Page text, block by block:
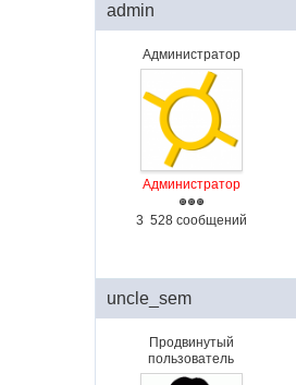
admin
Администратор
Администратор
3 528 сообщений
uncle_sem
Продвинутый
пользователь